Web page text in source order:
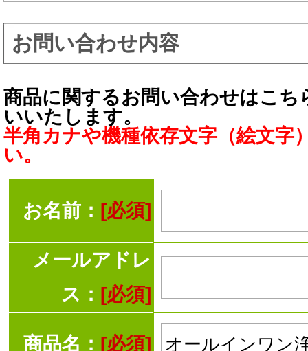
お問い合わせ内容
商品に関するお問い合わせはこ
いいたします。
半角カナや機種依存文字（絵文字
い。
お名前： [必須]
メールアドレ
ス： [必須]
商品名： [必須]